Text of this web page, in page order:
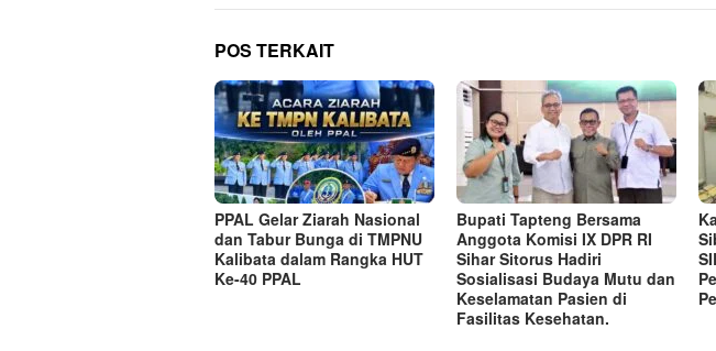
POS TERKAIT
PPAL Gelar Ziarah Nasional
dan Tabur Bunga di TMPNU
Kalibata dalam Rangka HUT
Ke-40 PPAL
Bupati Tapteng Bersama
Anggota Komisi IX DPR RI
Sihar Sitorus Hadiri
Sosialisasi Budaya Mutu dan
Keselamatan Pasien di
Fasilitas Kesehatan.